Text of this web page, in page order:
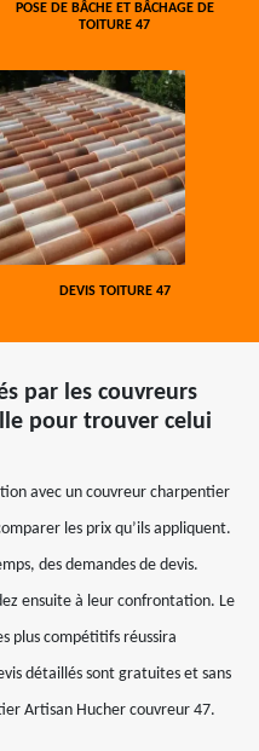
POSE DE BÂCHE ET BÂCHAGE DE
TOITURE 47
DEVIS TOITURE 47
par les couvreurs
pour trouver celui
avec un couvreur charpentier
les prix qu’ils appliquent.
des demandes de devis.
ensuite à leur confrontation. Le
plus compétitifs réussira
détaillés sont gratuites et sans
Artisan Hucher couvreur 47.